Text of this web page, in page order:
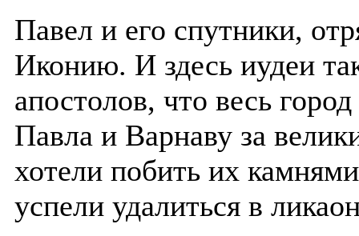
Павел и его спутники,
Иконию. И здесь иудеи
апостолов, что весь
Павла и Варнаву за
хотели побить их
успели удалиться в